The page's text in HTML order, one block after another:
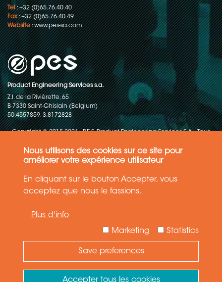
Nous utilisons des cookies sur ce site pour
améliorer votre expérience utilisateur
En cliquant sur le bouton Accepter, vous
acceptez que nous le fassions.
Plus d'info
Statistics
Marketing
Save preferences
Accepter tous les cookies
Tel: +32 (0)65.76.40.40
Fax: +32 (0)65.76.40.49
Website:www.pes-sa.com
Product Engineering Services s.a.
Z.I. de la Rivièrette, 65
B-7330 Saint-Ghislain (Belgium)
50.4557859, 3.8172828
Copyright © 2015-2026 - P.E.S. Product Engineering Services S.A. - Tous
Politique de protection des données
Conditions générales de ventes
récent de la technique. Les détails et les spécifications sont
Need Help ?
Ask your question